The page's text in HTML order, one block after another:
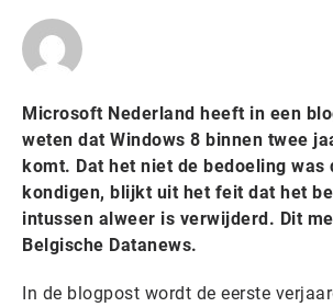
Microsoft Nederland heeft in een
weten dat Windows 8 binnen twee
komt. Dat het niet de bedoeling was
kondigen, blijkt uit het feit dat het
intussen alweer is verwijderd. Dit
Belgische Datanews.
In de blogpost wordt de eerste